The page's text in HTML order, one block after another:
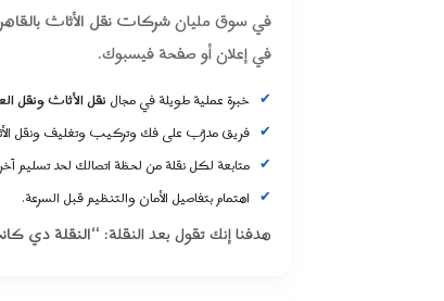
في سوق مليانشركات نقل الأثاث
في إعلان أو صفحة فيسبوك.
خبرة عملية طويلة في مجالنقل الأثاث ونقل
فريق مدرَّب على فك وتركيب وتغليف ونقل
متابعة لكل نقلة من لحظة اتصالك لحد تسليم
اهتمام بتفاصيل الأمان والتنظيم قبل السرعة.
هدفنا إنك تقول بعد النقلة:“النقلة دي